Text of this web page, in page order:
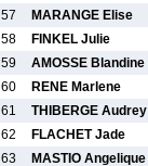
57
MARANGE Elise
58
FINKEL Julie
59
AMOSSE Blandine
60
RENE Marlene
61
THIBERGE Audrey
62
FLACHET Jade
63
MASTIO Angelique